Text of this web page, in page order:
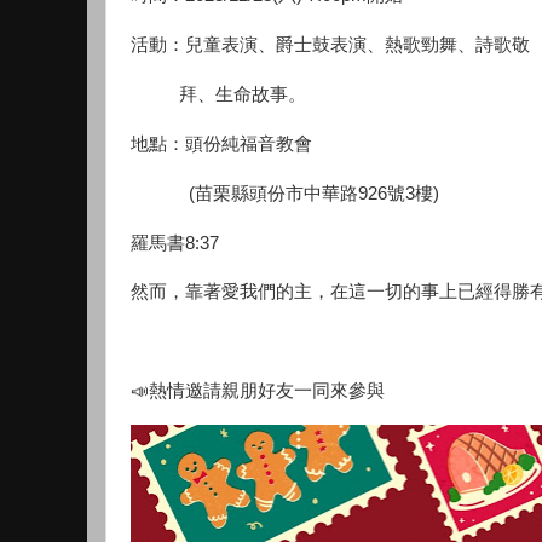
活動：兒童表演、爵士鼓表演、熱歌勁舞、詩歌敬
拜、生命故事。
地點：頭份純福音教會
(苗栗縣頭份市中華路926號3樓)
羅馬書8:37
然而，靠著愛我們的主，在這一切的事上已經得勝
📣熱情邀請親朋好友一同來參與